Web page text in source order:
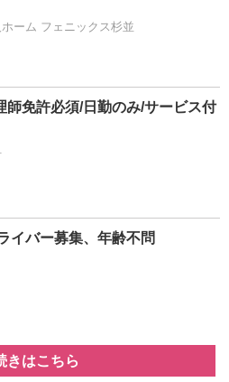
ーム フェニックス杉並
師免許必須/日勤のみ/サービス付
イバー募集、年齢不問
きはこちら